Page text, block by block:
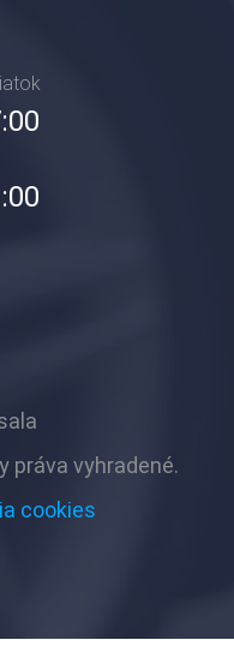
práva vyhradené.
cookies